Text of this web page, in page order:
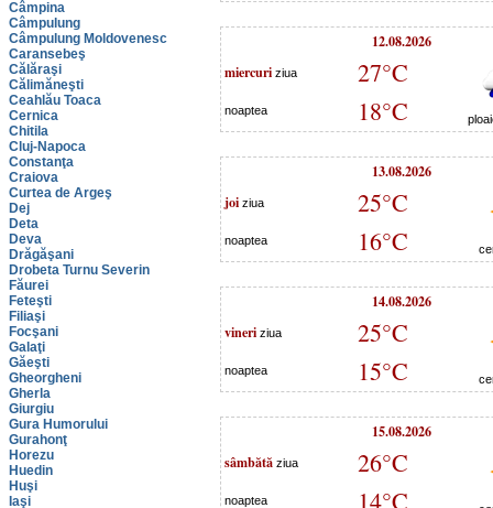
Câmpina
Câmpulung
Câmpulung Moldovenesc
Caransebeş
Călăraşi
Călimăneşti
Ceahlău Toaca
Cernica
Chitila
Cluj-Napoca
Constanţa
Craiova
Curtea de Argeş
Dej
Deta
Deva
Drăgăşani
Drobeta Turnu Severin
Făurei
Feteşti
Filiaşi
Focşani
Galaţi
Găeşti
Gheorgheni
Gherla
Giurgiu
Gura Humorului
Gurahonţ
Horezu
Huedin
Huşi
Iaşi
12.08.2026
miercuri ziua 27°C
noaptea 18°C
13.08.2026
joi ziua 25°C
noaptea 16°C
14.08.2026
vineri ziua 25°C
noaptea 15°C
15.08.2026
sâmbătă ziua 26°C
noaptea 14°C